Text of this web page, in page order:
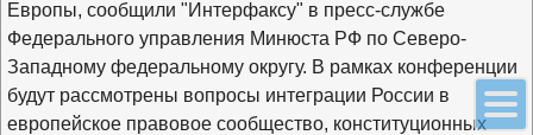
Европы, сообщили "Интерфаксу" в пресс-службе
Федерального управления Минюста РФ по Северо-
Западному федеральному округу. В рамках конференции
будут рассмотрены вопросы интеграции России в
европейское правовое сообщество, конституционных